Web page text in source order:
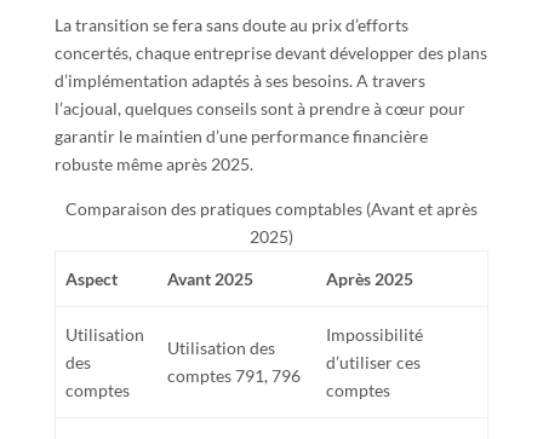
La transition se fera sans doute au prix d’efforts
concertés, chaque entreprise devant développer des plans
d’implémentation adaptés à ses besoins. A travers
l’acjoual, quelques conseils sont à prendre à cœur pour
garantir le maintien d’une performance financière
robuste même après 2025.
Comparaison des pratiques comptables (Avant et après
2025)
Aspect Avant 2025 Après 2025
Utilisation
des
comptes
Utilisation des
comptes 791, 796
Impossibilité
d’utiliser ces
comptes